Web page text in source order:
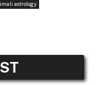
astrology